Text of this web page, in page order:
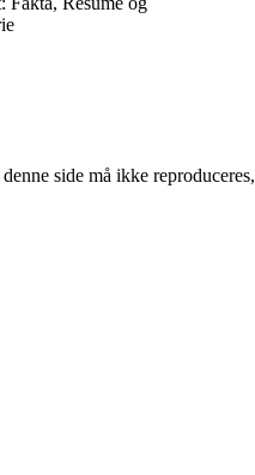
side må ikke reproduceres,